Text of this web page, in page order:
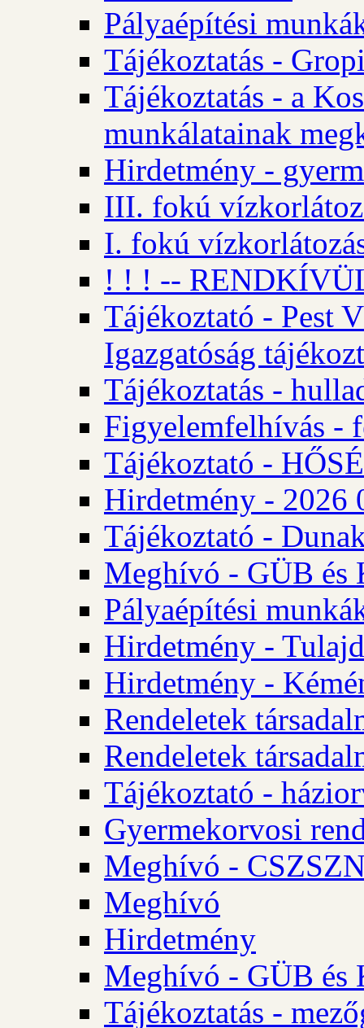
Pályaépítési
Tájékoztatás -
Tájékoztatás - a
munkálatainak
Hirdetmény -
III. fokú
I. fokú
! ! ! --
Tájékoztató - Pest
Igazgatóság
Tájékoztatás -
Figyelemfelhívás -
Tájékoztató -
Hirdetmény - 2026
Tájékoztató -
Meghívó - GÜB és
Pályaépítési
Hirdetmény -
Hirdetmény -
Rendeletek
Rendeletek
Tájékoztató -
Gyermekorvosi
Meghívó -
Meghívó
Hirdetmény
Meghívó - GÜB és
Tájékoztatás -